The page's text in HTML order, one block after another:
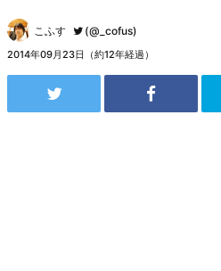
こふす (@_cofus)
2014年09月23日（約12年経過）